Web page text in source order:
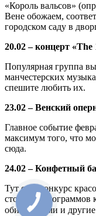
«Король вальсов»
Вене обожаем,
городском саду в
20.02 – концерт «The
Популярная группа
манчестерских
спешите любить их.
23.02 – Венский
Главное событие
максимум того, что
сюда.
24.02 – Конфетный
Тут есть конкурс
столько килограммов
обиженными и другие